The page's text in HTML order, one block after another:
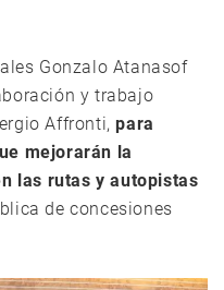
Gonzalo Atanasof
y trabajo
Affronti,para
mejorarán la
las rutas y autopistas
de concesiones